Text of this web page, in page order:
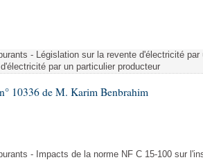
- Législation sur la revente d'électricité
par un particulier producteur
10336 de M. Karim Benbrahim
- Impacts de la norme NF C 15-100 sur